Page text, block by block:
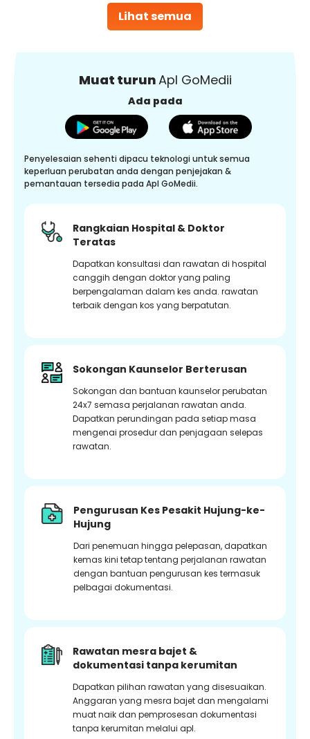
Lihat semua
Muat turunApl GoMedii
Ada pada
Penyelesaian sehenti dipacu teknologi untuk semua
keperluan perubatan anda dengan penjejakan &
pemantauan tersedia pada Apl GoMedii.
Rangkaian Hospital & Doktor
Teratas
Dapatkan konsultasi dan rawatan di hospital
canggih dengan doktor yang paling
berpengalaman dalam kes anda. rawatan
terbaik dengan kos yang berpatutan.
Sokongan Kaunselor Berterusan
Sokongan dan bantuan kaunselor perubatan
24x7 semasa perjalanan rawatan anda.
Dapatkan perundingan pada setiap masa
mengenai prosedur dan penjagaan selepas
rawatan.
Pengurusan Kes Pesakit Hujung-ke-
Hujung
Dari penemuan hingga pelepasan, dapatkan
kemas kini tetap tentang perjalanan rawatan
dengan bantuan pengurusan kes termasuk
pelbagai dokumentasi.
Rawatan mesra bajet &
dokumentasi tanpa kerumitan
Dapatkan pilihan rawatan yang disesuaikan.
Anggaran yang mesra bajet dan mengalami
muat naik dan pemprosesan dokumentasi
tanpa kerumitan melalui apl.